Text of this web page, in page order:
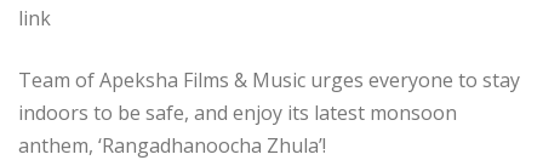
link
Team of Apeksha Films & Music urges everyone to stay
indoors to be safe, and enjoy its latest monsoon
anthem, ‘Rangadhanoocha Zhula’!